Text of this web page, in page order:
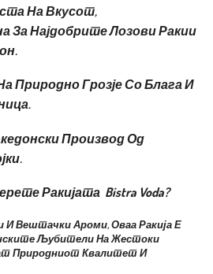
На Вкусот,
За Најдобрите Лозови Ракии
Природно Грозје Со Блага И
Производ Од
Ракијата Bistra Voda?
И Вештачки Ароми, Оваа Ракија Е
Љубители На Жестоки
Природниот Квалитет И